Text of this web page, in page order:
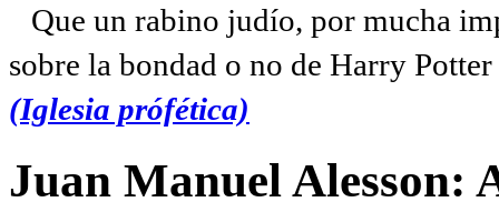
Que un rabino judío, por mucha
sobre la bondad o no de Harry
(Iglesia prófética)
Juan Manuel Alesson: